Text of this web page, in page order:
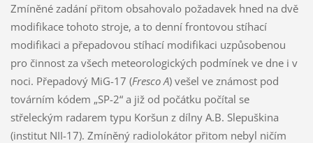
Zmíněné zadání přitom obsahovalo požadavek hned na dvě
modifikace tohoto stroje, a to denní frontovou stíhací
modifikaci a přepadovou stíhací modifikaci uzpůsobenou
pro činnost za všech meteorologických podmínek ve dne i v
noci. Přepadový MiG-17 (Fresco A) vešel ve známost pod
továrním kódem „SP-2“ a již od počátku počítal se
střeleckým radarem typu Koršun z dílny A.B. Slepuškina
(institut NII-17). Zmíněný radiolokátor přitom nebyl ničím